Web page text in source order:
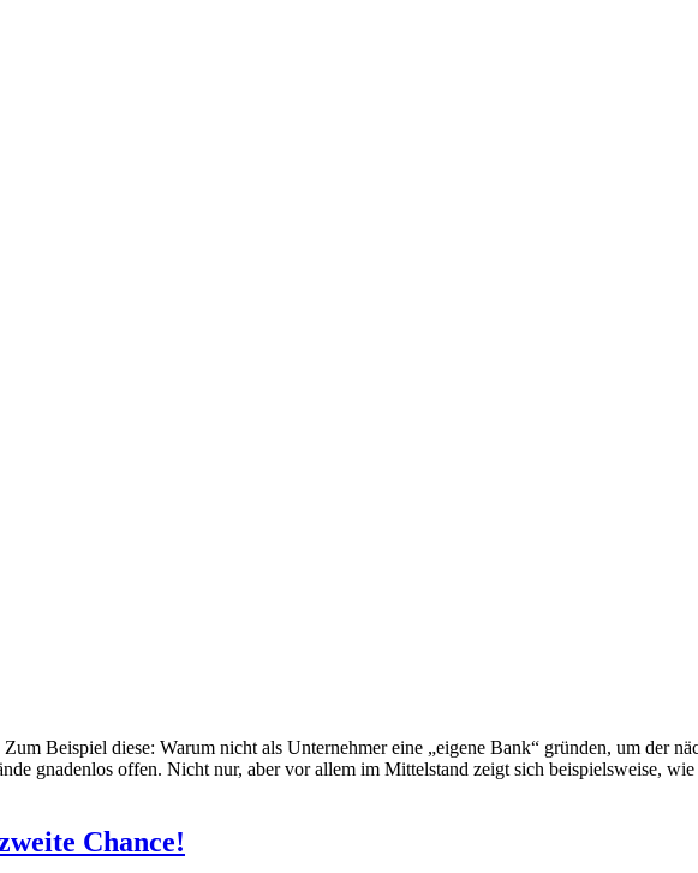
Beispiel diese: Warum nicht als Unternehmer eine „eigene Bank“ gründen, um der
gnadenlos offen. Nicht nur, aber vor allem im Mittelstand zeigt sich beispielsweise,
Chance!